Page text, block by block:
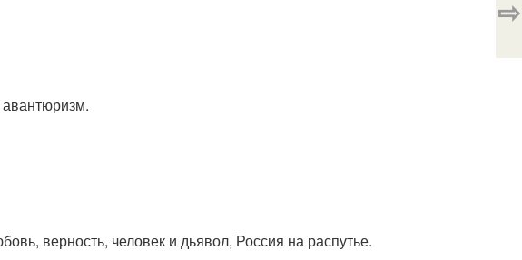
верность, человек и дьявол, Россия на распутье.
⇨